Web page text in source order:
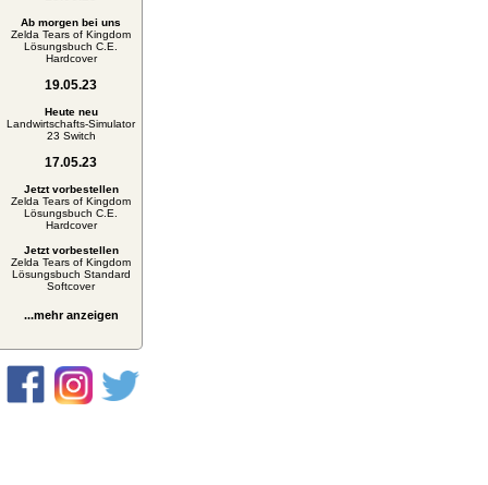
Ab morgen bei uns
Zelda Tears of Kingdom
Lösungsbuch C.E.
Hardcover
19.05.23
Heute neu
Landwirtschafts-Simulator
23 Switch
17.05.23
Jetzt vorbestellen
Zelda Tears of Kingdom
Lösungsbuch C.E.
Hardcover
Jetzt vorbestellen
Zelda Tears of Kingdom
Lösungsbuch Standard
Softcover
...mehr anzeigen